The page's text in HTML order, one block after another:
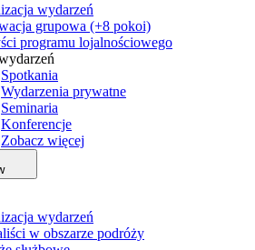
wydarzeń
grupowa (+8 pokoi)
programu lojalnościowego
Spotkania
Wydarzenia prywatne
Seminaria
Konferencje
Zobacz więcej
wydarzeń
w obszarze podróży